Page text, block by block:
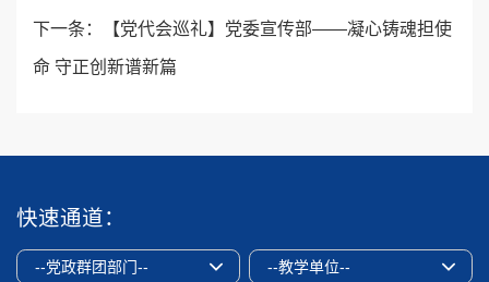
下一条： 【党代会巡礼】党委宣传部——凝心铸魂担使
命 守正创新谱新篇
快速通道：
--党政群团部门-- --教学单位--